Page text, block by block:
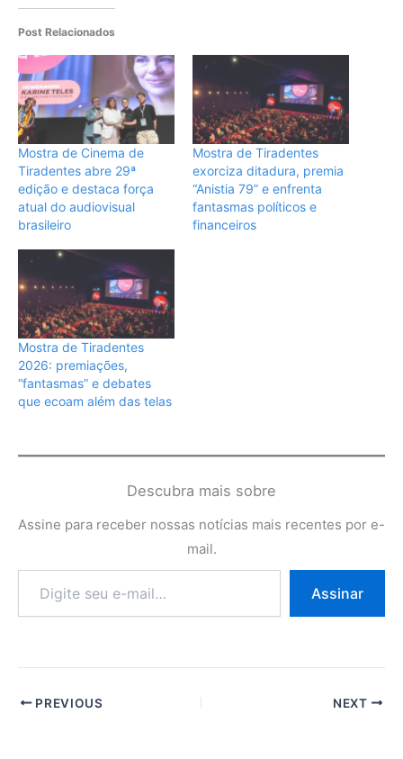
Post Relacionados
Mostra de Cinema de
Tiradentes abre 29ª
edição e destaca força
atual do audiovisual
brasileiro
Mostra de Tiradentes
exorciza ditadura, premia
“Anistia 79” e enfrenta
fantasmas políticos e
financeiros
Mostra de Tiradentes
2026: premiações,
“fantasmas” e debates
que ecoam além das telas
Descubra mais sobre
Assine para receber nossas notícias mais recentes por e-
mail.
e-
Assinar
PREVIOUS NEXT